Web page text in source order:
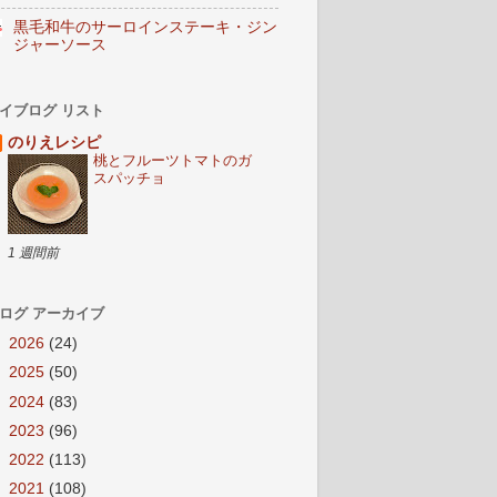
黒毛和牛のサーロインステーキ・ジン
ジャーソース
ブログ リスト
のりえレシピ
桃とフルーツトマトのガ
スパッチョ
1 週間前
グ アーカイブ
2026 (24)
2025 (50)
2024 (83)
2023 (96)
2022 (113)
2021 (108)